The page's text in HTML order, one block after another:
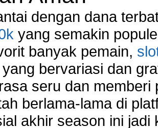
dengan dana
yang semakin
banyak pemain,
bervariasi dan
seru dan
berlama-lama di
akhir season ini